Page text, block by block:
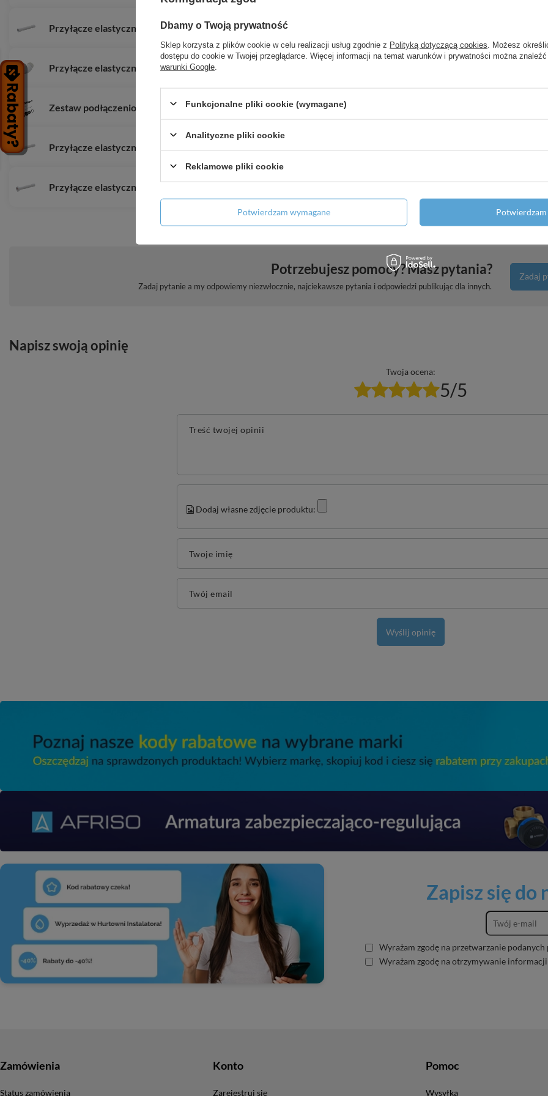
Przyłącze elastyczne 40×40
Przyłącze elastyczne WC
Zestaw podłączeniowy
Przyłącze elastyczne 6/4
Przyłącze elastyczne 5/4
Potrzebujesz pomocy? Masz pytania?
Zadaj pytanie a my odpowiemy niezwłocznie, najciekawsze pytania i odpowiedzi publikując dla innych.
Zadaj
Napisz swoją opinię
Twoja ocena:
5/5
Treść twojej opinii
Dodaj własne zdjęcie produktu:
Twoje imię
Twój email
Wyślij opinię
Zapisz się do
Wyrażam zgodę na przetwarzanie
Wyrażam zgodę na otrzymywanie
Zamówienia
Status zamówienia
Konto
Zarejestruj się
Pomoc
Wysyłka
Dbamy o Twoją prywatność
Sklep korzysta z plików cookie w celu realizacji usług zgodnie z Polityką dotyczącą cookies . Możesz
dostępu do cookie w Twojej przeglądarce. Więcej informacji na temat warunków i prywatności można
warunki Google
Funkcjonalne pliki cookie (wymagane)
Analityczne pliki cookie
Reklamowe pliki cookie
Potwierdzam wymagane